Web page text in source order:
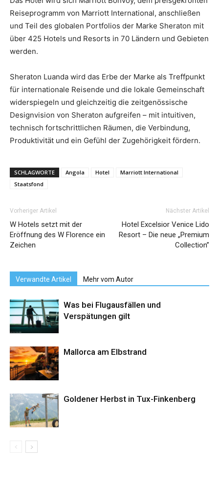
Reiseprogramm von Marriott International, anschließen
und Teil des globalen Portfolios der Marke Sheraton mit
über 425 Hotels und Resorts in 70 Ländern und Gebieten
werden.
Sheraton Luanda wird das Erbe der Marke als Treffpunkt
für internationale Reisende und die lokale Gemeinschaft
widerspiegeln und gleichzeitig die zeitgenössische
Designvision von Sheraton aufgreifen – mit intuitiven,
technisch fortschrittlichen Räumen, die Verbindung,
Produktivität und ein Gefühl der Zugehörigkeit fördern.
SCHLAGWORTE Angola Hotel
Marriott International
Staatsfond
Vorheriger Artikel
W Hotels setzt mit der
Eröffnung des W Florence ein
Zeichen
Nächster Artikel
Hotel Excelsior Venice Lido
Resort – Die neue „Premium
Collection”
Verwandte Artikel Mehr vom Autor
Was bei Flugausfällen und
Verspätungen gilt
Mallorca am Elbstrand
Goldener Herbst in Tux-Finkenberg